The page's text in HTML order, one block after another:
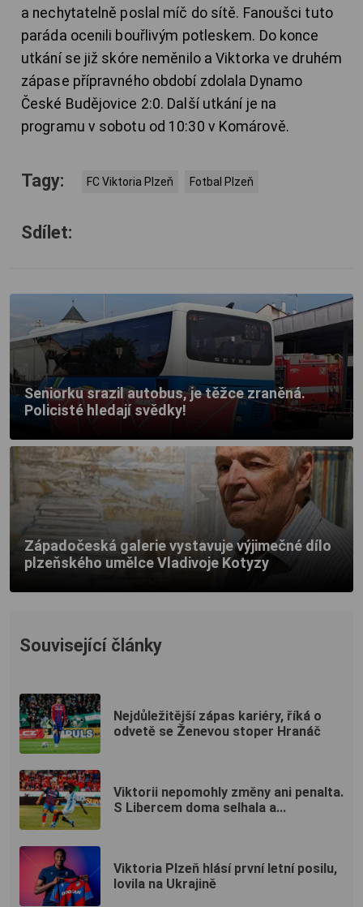
a nechytatelně poslal míč do sítě. Fanoušci tuto
paráda ocenili bouřlivým potleskem. Do konce
utkání se již skóre neměnilo a Viktorka ve druhém
zápase přípravného období zdolala Dynamo
České Budějovice 2:0. Další utkání je na
programu v sobotu od 10:30 v Komárově.
Tagy: FC Viktoria Plzeň Fotbal Plzeň
Sdílet:
Seniorku srazil autobus, je těžce zraněná.
Policisté hledají svědky!
Západočeská galerie vystavuje výjimečné dílo
plzeňského umělce Vladivoje Kotyzy
Související články
Nejdůležitější zápas kariéry, říká o
odvetě se Ženevou stoper Hranáč
Viktorii nepomohly změny ani penalta.
S Libercem doma selhala a...
Viktoria Plzeň hlásí první letní posilu,
lovila na Ukrajině